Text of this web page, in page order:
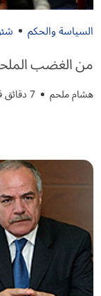
السياسة والحكم
من الغضب
هشام ملحم 7 دقائق قراءة